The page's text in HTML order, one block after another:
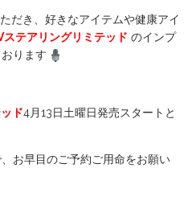
だき、好きなアイテムや健康アイ
ステアリングリミテッド のインプ
ります
ド4月13日土曜日発売スタートと
お早目のご予約ご用命をお願い